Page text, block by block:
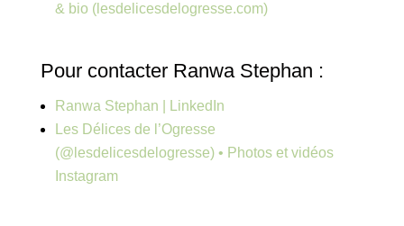
& bio (lesdelicesdelogresse.com)
Pour contacter Ranwa Stephan :
Ranwa Stephan | LinkedIn
Les Délices de l’Ogresse
(@lesdelicesdelogresse) • Photos et vidéos
Instagram